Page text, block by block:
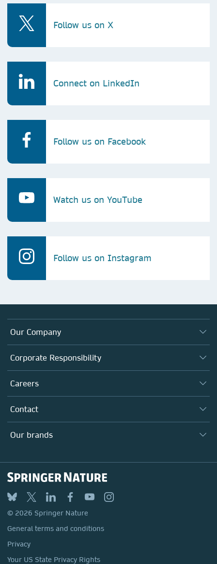
Follow us on X
Connect on LinkedIn
Follow us on Facebook
Watch us on YouTube
Follow us on Instagram
Our Company
About us
Executive team
Our Communities
Our Health Division
Corporate Responsibility
Taking Responsibility
Inclusion
Policies, Reports & Modern Slavery Act
Careers
Why Work Here?
Search our vacancies ↗
Contact
Locations & Contact
Our brands
Springer
BMC
Discover
Macmillan Education
© 2026 Springer Nature
General terms and conditions
Privacy
Your US State Privacy Rights